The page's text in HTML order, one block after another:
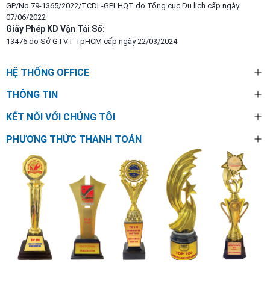
GP/No.79-1365/2022/TCDL-GPLHQT do Tổng cục Du lịch cấp ngày
07/06/2022
Giấy Phép KD Vận Tải Số:
13476 do Sở GTVT TpHCM cấp ngày 22/03/2024
HỆ THỐNG OFFICE
THÔNG TIN
KẾT NỐI VỚI CHÚNG TÔI
PHƯƠNG THỨC THANH TOÁN